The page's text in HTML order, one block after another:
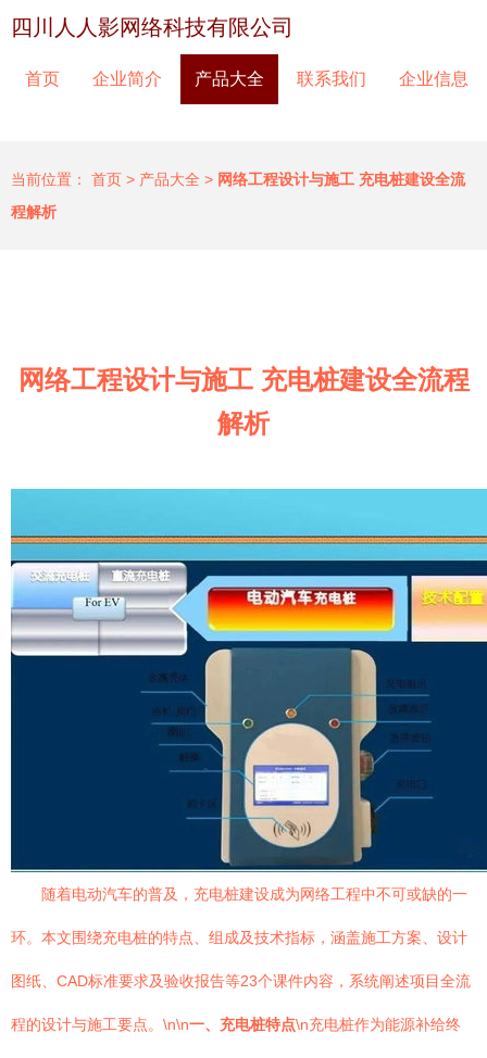
四川人人影网络科技有限公司
首页 企业简介 产品大全 联系我们 企业信息
当前位置： 首页 > 产品大全 > 网络工程设计与施工 充电桩建设全流
程解析
网络工程设计与施工 充电桩建设全流程
解析
随着电动汽车的普及，充电桩建设成为网络工程中不可或缺的一
环。本文围绕充电桩的特点、组成及技术指标，涵盖施工方案、设计
图纸、CAD标准要求及验收报告等23个课件内容，系统阐述项目全流
程的设计与施工要点。\n\n一、充电桩特点\n充电桩作为能源补给终